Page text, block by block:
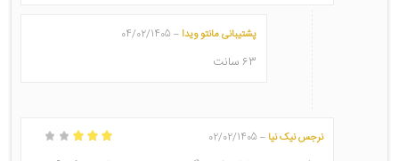
پشتیبانی مانتو ویدا–
04/02/1405
۶۳ سانت
نرجس نیک نیا–
02/02/1405